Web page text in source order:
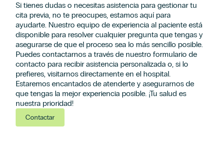
Si tienes dudas o necesitas asistencia para gestionar tu
cita previa, no te preocupes, estamos aquí para
ayudarte. Nuestro equipo de experiencia al paciente está
disponible para resolver cualquier pregunta que tengas y
asegurarse de que el proceso sea lo más sencillo posible.
Puedes contactarnos a través de nuestro formulario de
contacto para recibir asistencia personalizada o, si lo
prefieres, visitarnos directamente en el hospital.
Estaremos encantados de atenderte y asegurarnos de
que tengas la mejor experiencia posible. ¡Tu salud es
nuestra prioridad!
Contactar